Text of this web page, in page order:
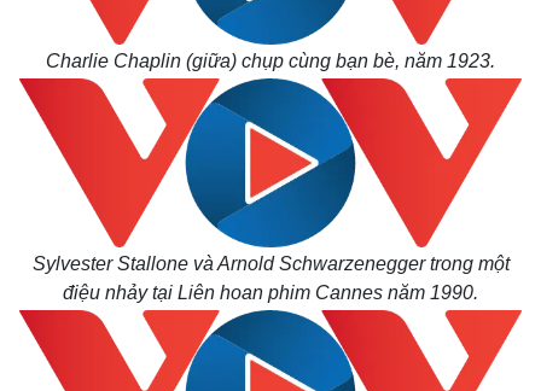
Charlie Chaplin (giữa) chụp cùng bạn bè, năm 1923.
Sylvester Stallone và Arnold Schwarzenegger trong một
điệu nhảy tại Liên hoan phim Cannes năm 1990.